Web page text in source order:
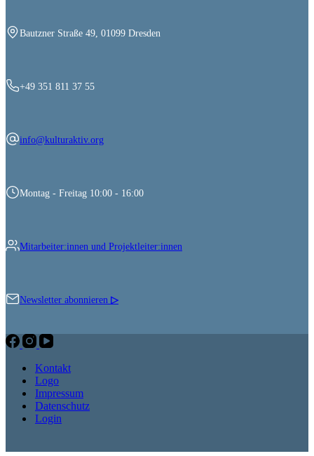
Bautzner Straße 49, 01099 Dresden
+49 351 811 37 55
info@kulturaktiv.org
Montag - Freitag 10:00 - 16:00
Mitarbeiter:innen und Projektleiter:innen
Newsletter abonnieren ▷
Kontakt
Logo
Impressum
Datenschutz
Login